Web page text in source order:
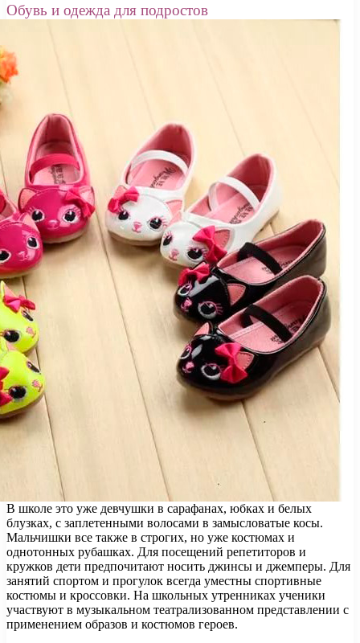
Обувь и одежда для подростов
В школе это уже девчушки в сарафанах, юбках и белых
блузках, с заплетенными волосами в замысловатые косы.
Мальчишки все также в строгих, но уже костюмах и
однотонных рубашках. Для посещений репетиторов и
кружков дети предпочитают носить джинсы и джемперы. Для
занятий спортом и прогулок всегда уместны спортивные
костюмы и кроссовки. На школьных утренниках ученики
участвуют в музыкальном театрализованном представлении с
применением образов и костюмов героев.